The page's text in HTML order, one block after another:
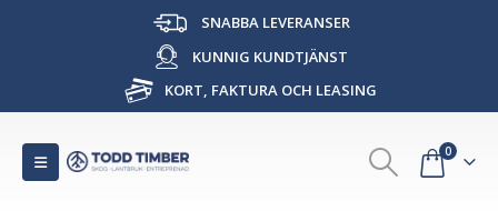
SNABBA LEVERANSER
KUNNIG KUNDTJÄNST
KORT, FAKTURA OCH LEASING
0